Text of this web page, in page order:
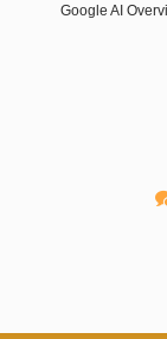
Google AI